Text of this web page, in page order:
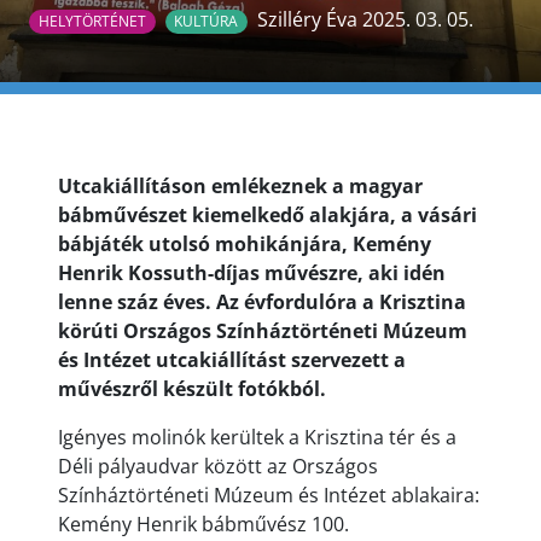
HELYTÖRTÉNET KULTÚRA Szilléry Éva 2025. 03. 05.
Utcakiállításon emlékeznek a magyar
bábművészet kiemelkedő alakjára, a vásári
bábjáték utolsó mohikánjára, Kemény
Henrik Kossuth-díjas művészre, aki idén
lenne száz éves. Az évfordulóra a Krisztina
körúti Országos Színháztörténeti Múzeum
és Intézet utcakiállítást szervezett a
művészről készült fotókból.
Igényes molinók kerültek a Krisztina tér és a
Déli pályaudvar között az Országos
Színháztörténeti Múzeum és Intézet ablakaira:
Kemény Henrik bábművész 100.